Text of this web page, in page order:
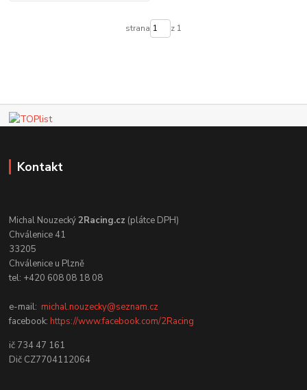
strana z 1
Kontakt
Michal Nouzecký2Racing.cz (plátce DPH)
Chválenice 41
33205
Chválenice u Plzně
tel: +420 608 08 18 08
e-mail:michal.nouzecky@seznam.cz
facebook:https://www.facebook.com/2Racing
ič 734 47 161
Dič CZ7704112064